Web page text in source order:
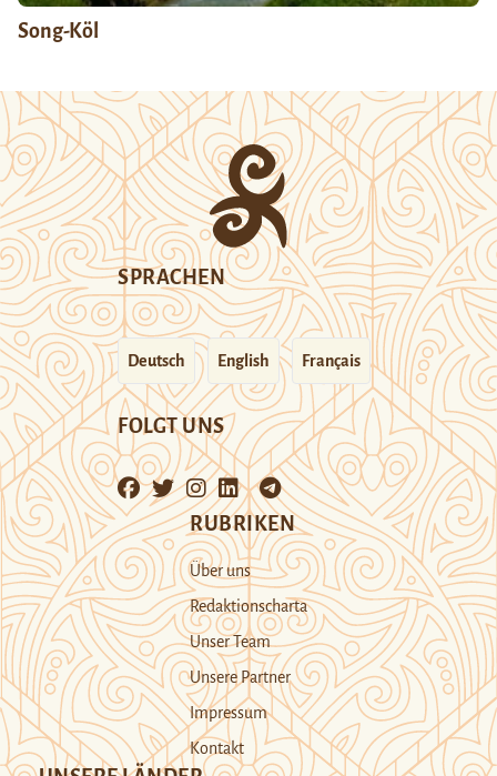
Song-Köl
SPRACHEN
Deutsch English Français
FOLGT UNS
RUBRIKEN
Über uns
Redaktionscharta
Unser Team
Unsere Partner
Impressum
Kontakt